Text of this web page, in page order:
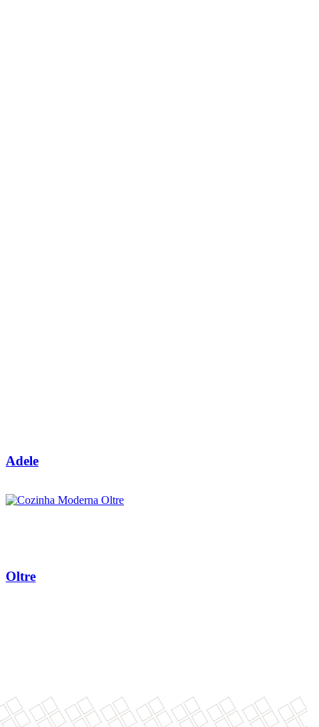
Adele
Oltre